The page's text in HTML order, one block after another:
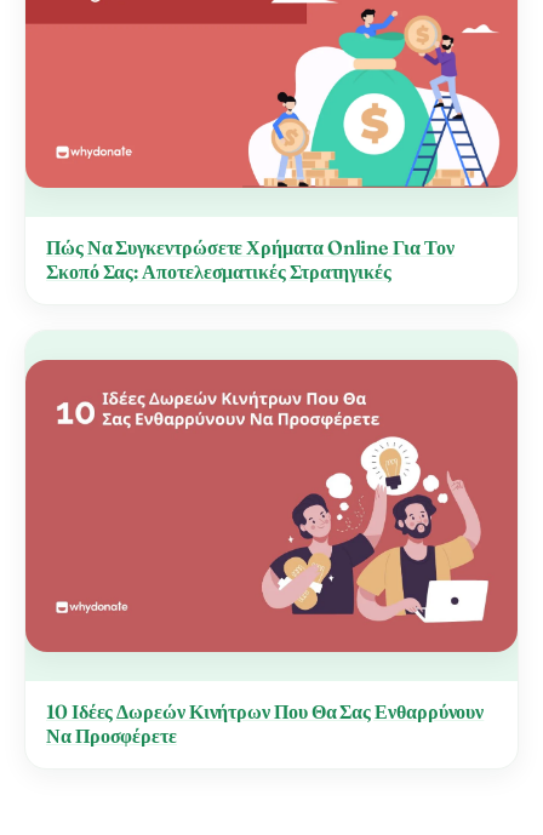
Πώς Να Συγκεντρώσετε Χρήματα Online Για Τον
Σκοπό Σας: Αποτελεσματικές Στρατηγικές
10 Ιδέες Δωρεών Κινήτρων Που Θα Σας Ενθαρρύνουν
Να Προσφέρετε